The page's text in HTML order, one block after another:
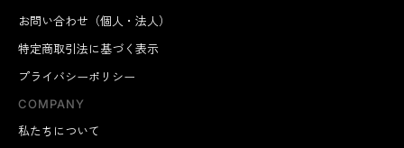
お問い合わせ（個人・法人）
特定商取引法に基づく表示
プライバシーポリシー
COMPANY
私たちについて